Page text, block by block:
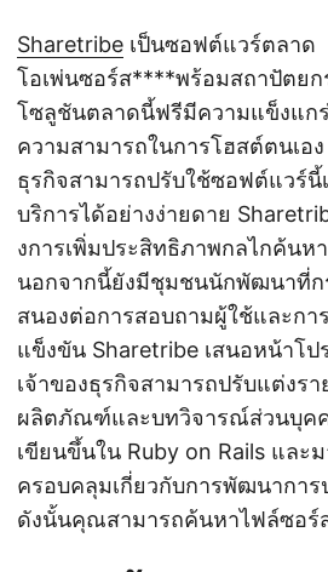
Sharetribe เป็นซอฟต์แวร์ตลาด
โอเพ่นซอร์ส****พร้อมสถาปัตยก
โซลูชันตลาดนี้ฟรีมีความแข็งแก
ความสามารถในการโฮสต์ตนเอ
ธุรกิจสามารถปรับใช้ซอฟต์แวร์นี้
บริการได้อย่างง่ายดาย
งการเพิ่มประสิทธิภาพกลไกค้นห
นอกจากนี้ยังมีชุมชนนักพัฒนาที่ก
สนองต่อการสอบถามผู้ใช้และก
แข็งขัน Sharetribe เสนอหน้าโ
เจ้าของธุรกิจสามารถปรับแต่งร
ผลิตภัณฑ์และบทวิจารณ์ส่วนบุค
เขียนขึ้นใน Ruby on Rails และ
ครอบคลุมเกี่ยวกับการพัฒนาการ
ดังนั้นคุณสามารถค้นหาไฟล์ซอร์